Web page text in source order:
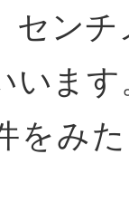
セン
いま
をみ